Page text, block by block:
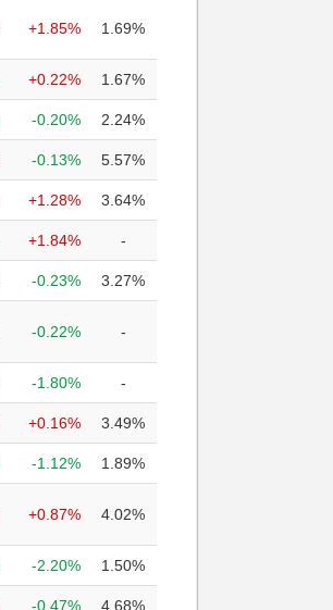
+1.85% 1.69%
+0.22% 1.67%
-0.20% 2.24%
-0.13% 5.57%
+1.28% 3.64%
+1.84% -
-0.23% 3.27%
-0.22% -
-1.80% -
+0.16% 3.49%
-1.12% 1.89%
+0.87% 4.02%
-2.20% 1.50%
-0.47% 4.68%